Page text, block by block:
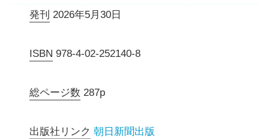
発刊 2026年5月30日
ISBN 978-4-02-252140-8
総ページ数 287p
出版社リンク 朝日新聞出版